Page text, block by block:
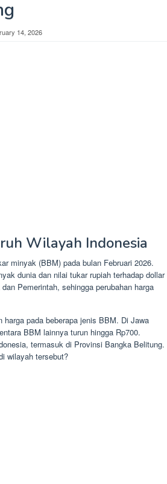
14, 2026
Wilayah Indonesia
minyak (BBM) pada bulan Februari 2026.
dunia dan nilai tukar rupiah terhadap dollar
Pemerintah, sehingga perubahan harga
pada beberapa jenis BBM. Di Jawa
BBM lainnya turun hingga Rp700.
termasuk di Provinsi Bangka Belitung.
wilayah tersebut?